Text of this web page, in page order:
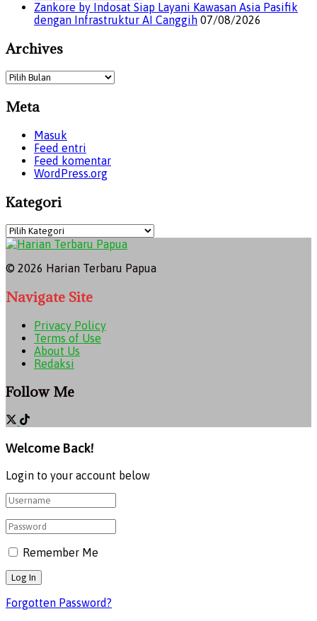
Zankore by Indosat Siap Layani Kawasan Asia Pasifik
dengan Infrastruktur AI Canggih 07/08/2026
Archives
Archives
Meta
Masuk
Feed entri
Feed komentar
WordPress.org
Kategori
Kategori
© 2026 Harian Terbaru Papua
Navigate Site
Privacy Policy
Terms of Use
About Us
Redaksi
Follow Me
Welcome Back!
Login to your account below
Remember Me
Forgotten Password?